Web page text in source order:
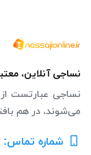
نساجی آنلاین،
نساجی عبارتست
می‌شوند، در هم
شماره تماس‌: